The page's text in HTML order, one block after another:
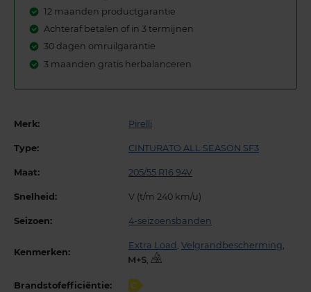
12 maanden productgarantie
Achteraf betalen of in 3 termijnen
30 dagen omruilgarantie
3 maanden gratis herbalanceren
Merk: Pirelli
Type: CINTURATO ALL SEASON SF3
Maat: 205/55 R16 94V
Snelheid: V (t/m 240 km/u)
Seizoen: 4-seizoensbanden
Kenmerken:
Extra Load , Velgrandbescherming,
,
Brandstofefficiëntie: C